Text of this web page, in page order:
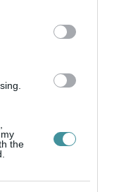
in below Google
the
ÉS KEVESEBB HÁZI
...
KÖZTÁRSASÁGI
|Mindenki ügye